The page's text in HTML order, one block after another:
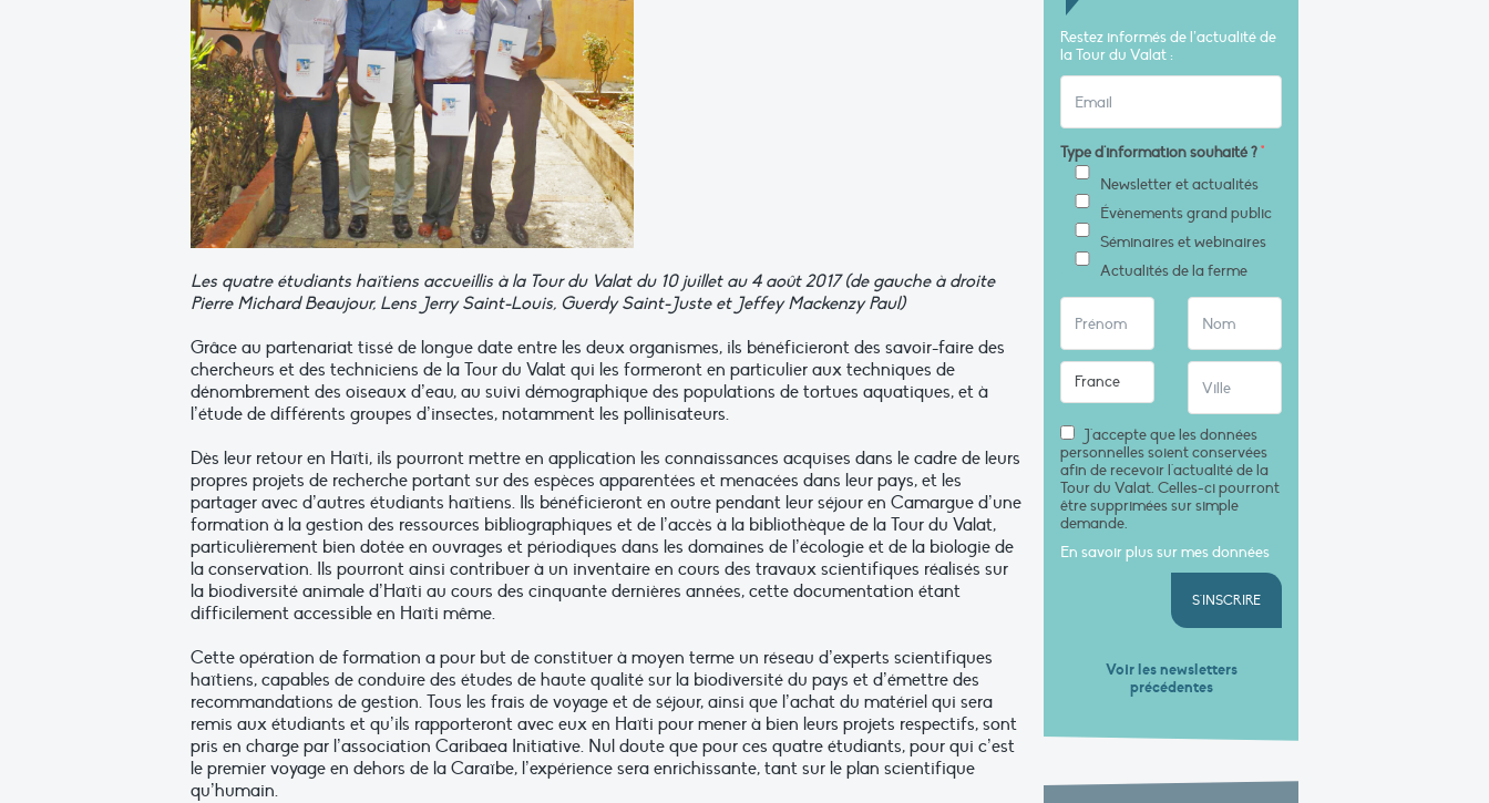
Les quatre étudiants haïtiens accueillis à la Tour du Valat du 10 juillet au 4 août 2017 (de gauche à droite
Pierre Michard Beaujour, Lens Jerry Saint-Louis, Guerdy Saint-Juste et Jeffey Mackenzy Paul)
Grâce au partenariat tissé de longue date entre les deux organismes, ils bénéficieront des savoir-faire des
chercheurs et des techniciens de la Tour du Valat qui les formeront en particulier aux techniques de
dénombrement des oiseaux d’eau, au suivi démographique des populations de tortues aquatiques, et à
l’étude de différents groupes d’insectes, notamment les pollinisateurs.
Dès leur retour en Haïti, ils pourront mettre en application les connaissances acquises dans le cadre de leurs
propres projets de recherche portant sur des espèces apparentées et menacées dans leur pays, et les
partager avec d’autres étudiants haïtiens. Ils bénéficieront en outre pendant leur séjour en Camargue d’une
formation à la gestion des ressources bibliographiques et de l’accès à la bibliothèque de la Tour du Valat,
particulièrement bien dotée en ouvrages et périodiques dans les domaines de l’écologie et de la biologie de
la conservation. Ils pourront ainsi contribuer à un inventaire en cours des travaux scientifiques réalisés sur
la biodiversité animale d’Haïti au cours des cinquante dernières années, cette documentation étant
difficilement accessible en Haïti même.
Cette opération de formation a pour but de constituer à moyen terme un réseau d’experts scientifiques
haïtiens, capables de conduire des études de haute qualité sur la biodiversité du pays et d’émettre des
recommandations de gestion. Tous les frais de voyage et de séjour, ainsi que l’achat du matériel qui sera
remis aux étudiants et qu’ils rapporteront avec eux en Haïti pour mener à bien leurs projets respectifs, sont
pris en charge par l’association Caribaea Initiative. Nul doute que pour ces quatre étudiants, pour qui c’est
le premier voyage en dehors de la Caraïbe, l’expérience sera enrichissante, tant sur le plan scientifique
qu’humain.
Restez informés de l’actualité de
la Tour du Valat :
Type d'information souhaité ?*
Newsletter et actualités
Évènements grand public
Séminaires et webinaires
Actualités de la ferme
J'accepte que les données
personnelles soient conservées
afin de recevoir l'actualité de la
Tour du Valat. Celles-ci pourront
être supprimées sur simple
demande.
En savoir plus sur mes données
S'INSCRIRE
Voir les newsletters
précédentes